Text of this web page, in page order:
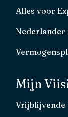
Alles voor
Nederlander
Mijn
Vrijblijvende